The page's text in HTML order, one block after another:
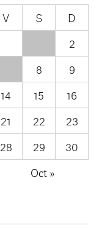
V S
D
2
8
9
14 15
16
21 22
23
28 29
30
Oct »